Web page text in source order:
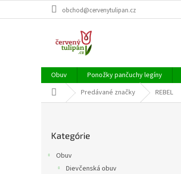
obchod@cervenytulipan.cz
Obuv Ponožky pančuchy legíny
DomovPredávané značky REBEL
kategórie
Kategórie
Obuv
Dievčenská obuv